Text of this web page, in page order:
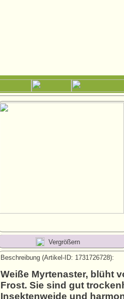
Vergrößern
Beschreibung (Artikel-ID: 1731726728):
Weiße Myrtenaster, blüht
Frost. Sie sind gut
Insektenweide und